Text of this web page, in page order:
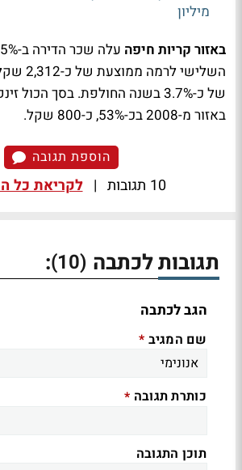
מיליון
באזור קריות חיפה
השלישי
של כ-3.7% בשנה החולפת. בסך הכול
באזור מ-2008 בכ-53%, כ-800 שקל.
הוספת תגובה
10 תגובות | לקריאת כל
תגובות לכתבה (10)
:
הגב לכתבה
שם המגיב *
כותרת תגובה *
תוכן התגובה